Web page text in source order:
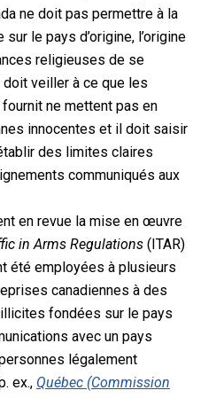
ne doit pas permettre à la
le pays d’origine, l’origine
religieuses de se
doit veiller à ce que les
ne mettent pas en
innocentes et il doit saisir
des limites claires
communiqués aux
en revue la mise en œuvre
in Arms Regulations(ITAR)
été employées à plusieurs
canadiennes à des
fondées sur le pays
avec un pays
légalement
ex., Québec (Commission